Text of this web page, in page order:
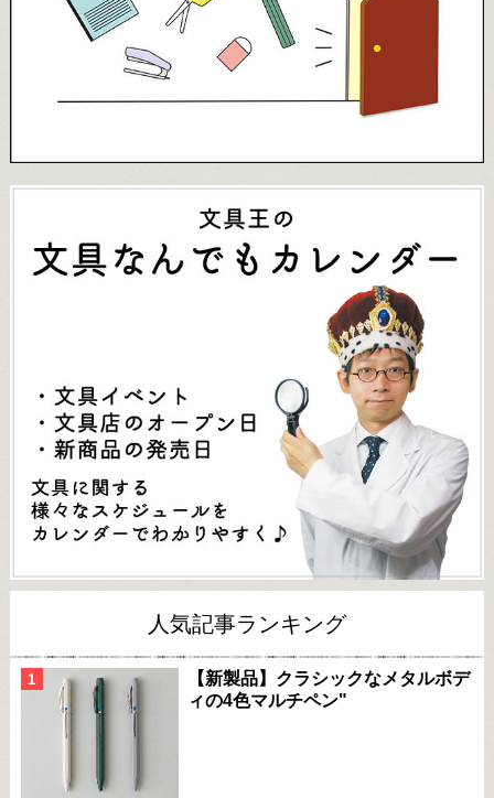
人気記事ランキング
【新製品】クラシックなメタルボデ
ィの4色マルチペン"